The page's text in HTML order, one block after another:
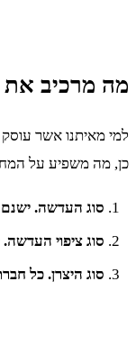
מה מרכיב את
כן, מה משפיע על
סוג העדשה. ישנם
סוג ציפוי
סוג היצרן. כל